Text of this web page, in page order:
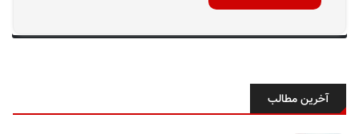
آخرین مطالب